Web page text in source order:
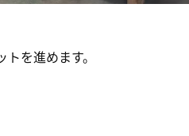
を進めます。